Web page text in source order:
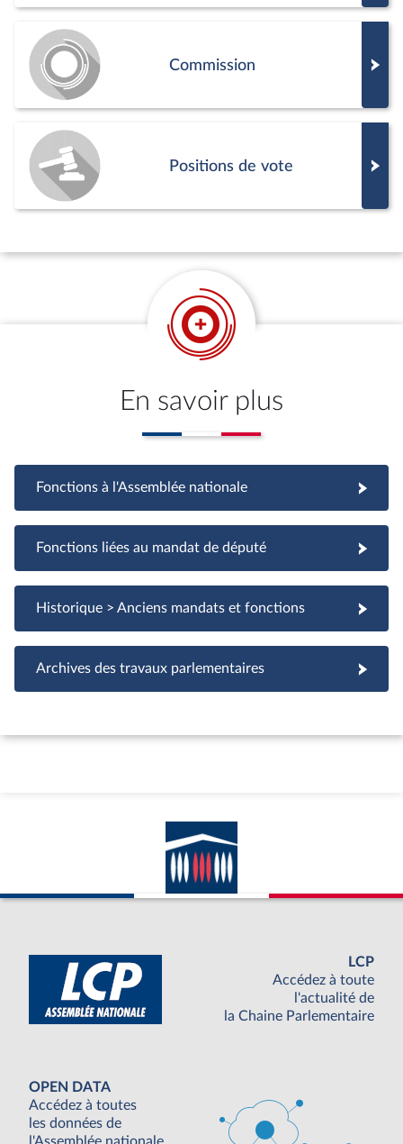
Commission
Positions de vote
En savoir plus
Fonctions à l'Assemblée nationale
Fonctions à l'Assemblée nationale
Fonctions liées au mandat de député
Fonctions liées au mandat de député
Historique > Anciens mandats et fonctions
Archives des travaux parlementaires
LCP
Accédez à toute
l'actualité de
la Chaine Parlementaire
OPEN DATA
Accédez à toutes
les données de
l'Assemblée nationale